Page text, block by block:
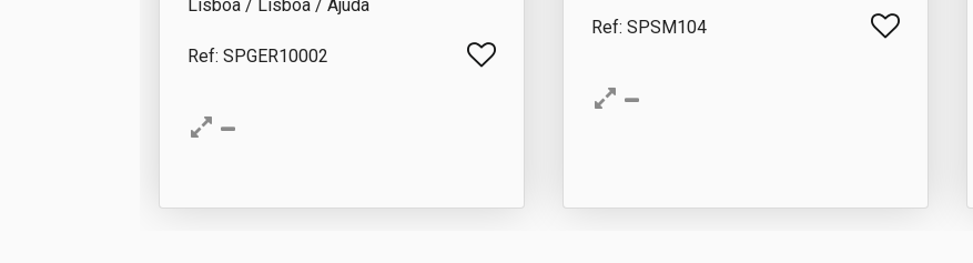
Lisboa / Lisboa / Ajuda
Ref: SPGER10002
Ref: SPSM104